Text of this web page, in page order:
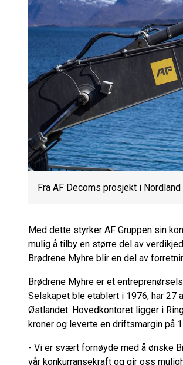
Fra AF Decoms prosjekt i Nordland
Med dette styrker AF Gruppen sin
mulig å tilby en større del av
Brødrene Myhre blir en del av
Brødrene Myhre er et
Selskapet ble etablert i 1976, har 27
Østlandet. Hovedkontoret ligger i
kroner og leverte en driftsmargin på
- Vi er svært fornøyde med å ønske
vår konkurransekraft og gir oss